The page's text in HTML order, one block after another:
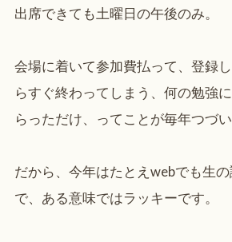
出席できても土曜日の午後のみ。
会場に着いて参加費払って、登録
らすぐ終わってしまう、何の勉強
らっただけ、ってことが毎年つづい
だから、今年はたとえwebでも生
で、ある意味ではラッキーです。